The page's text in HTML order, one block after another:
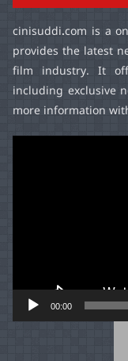
cinisuddi.com is a
provides the latest
film industry. It
including exclusive
more information
00:00